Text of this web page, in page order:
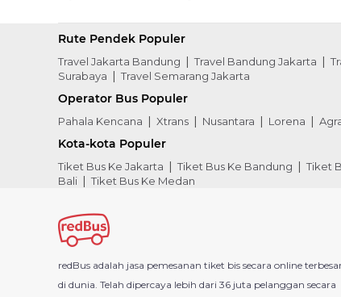
Rute Pendek Populer
Travel Jakarta Bandung Travel Bandung Jakarta
Surabaya
Travel Semarang Jakarta
Operator Bus Populer
Pahala Kencana Xtrans Nusantara Lorena
Kota-kota Populer
Tiket Bus Ke Jakarta Tiket Bus Ke Bandung Tiket
Bali
Tiket Bus Ke Medan
redBus adalah jasa pemesanan tiket bis secara online
di dunia. Telah dipercaya lebih dari 36 juta pelanggan secara